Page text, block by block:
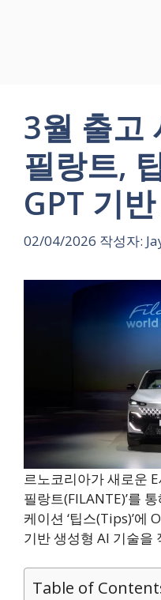
3월 출고
필랑트,
GPT 기
02/04/2026 작성자:
르노코리아가 새로운
필랑트(FILANTE)’를
케이션 ‘팁스(Tips)’에
기반 생성형 AI 기술을
Table of